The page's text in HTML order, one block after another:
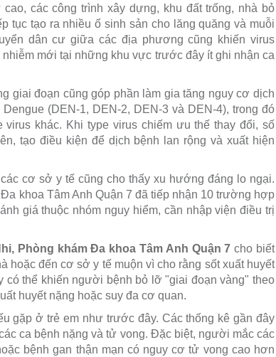
các công trình xây dựng, khu đất trống, nhà bỏ
tục tạo ra nhiều ổ sinh sản cho lăng quăng và muỗi
dân cư giữa các địa phương cũng khiến virus
mới tại những khu vực trước đây ít ghi nhận ca
giai đoạn cũng góp phần làm gia tăng nguy cơ dịch
(DEN-1, DEN-2, DEN-3 và DEN-4), trong đó
khác. Khi type virus chiếm ưu thế thay đổi, số
tạo điều kiện để dịch bệnh lan rộng và xuất hiện
cơ sở y tế cũng cho thấy xu hướng đáng lo ngại.
khoa Tâm Anh Quận 7 đã tiếp nhận 10 trường hợp
giá thuộc nhóm nguy hiểm, cần nhập viện điều trị
Phòng khám Đa khoa Tâm Anh Quận 7 cho biết
hoặc đến cơ sở y tế muộn vì cho rằng sốt xuất huyết
thể khiến người bệnh bỏ lỡ "giai đoạn vàng" theo
huyết nặng hoặc suy đa cơ quan.
gặp ở trẻ em như trước đây. Các thống kê gần đây
ca bệnh nặng và tử vong. Đặc biệt, người mắc các
bệnh gan thận mạn có nguy cơ tử vong cao hơn